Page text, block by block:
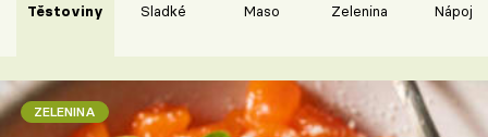
Těstoviny Sladké Maso Zelenina Nápoje
ZELENINA